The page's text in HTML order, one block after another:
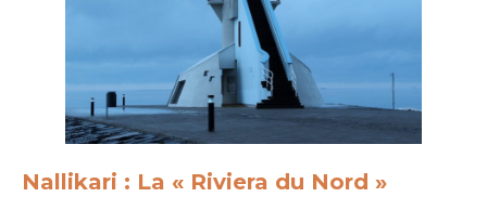
Nallikari : La « Riviera du Nord »